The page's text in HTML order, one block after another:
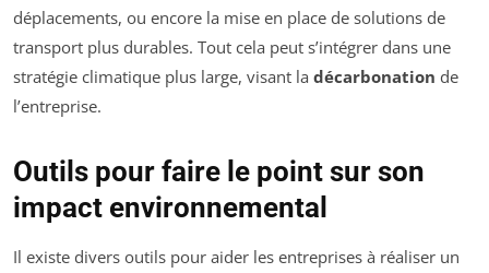
déplacements, ou encore la mise en place de solutions de
transport plus durables. Tout cela peut s’intégrer dans une
stratégie climatique plus large, visant la décarbonation de
l’entreprise.
Outils pour faire le point sur son
impact environnemental
Il existe divers outils pour aider les entreprises à réaliser un